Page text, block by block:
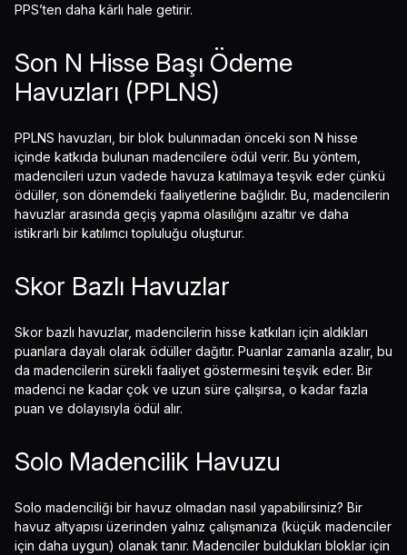
PPS’ten daha kârlı hale getirir.
Son N Hisse Başı Ödeme
Havuzları (PPLNS)
PPLNS havuzları, bir blok bulunmadan önceki son N hisse
içinde katkıda bulunan madencilere ödül verir. Bu yöntem,
madencileri uzun vadede havuza katılmaya teşvik eder çünkü
ödüller, son dönemdeki faaliyetlerine bağlıdır. Bu, madencilerin
havuzlar arasında geçiş yapma olasılığını azaltır ve daha
istikrarlı bir katılımcı topluluğu oluşturur.
Skor Bazlı Havuzlar
Skor bazlı havuzlar, madencilerin hisse katkıları için aldıkları
puanlara dayalı olarak ödüller dağıtır. Puanlar zamanla azalır, bu
da madencilerin sürekli faaliyet göstermesini teşvik eder. Bir
madenci ne kadar çok ve uzun süre çalışırsa, o kadar fazla
puan ve dolayısıyla ödül alır.
Solo Madencilik Havuzu
Solo madenciliği bir havuz olmadan nasıl yapabilirsiniz? Bir
havuz altyapısı üzerinden yalnız çalışmanıza (küçük madenciler
için daha uygun) olanak tanır. Madenciler buldukları bloklar için